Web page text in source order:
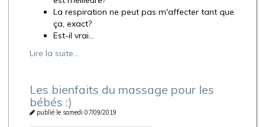
La respiration ne peut pas m'affecter tant que
ça, exact?
Est-il vrai...
Lire la suite...
Les bienfaits du massage pour les
bébés :)
publié le samedi 07/09/2019